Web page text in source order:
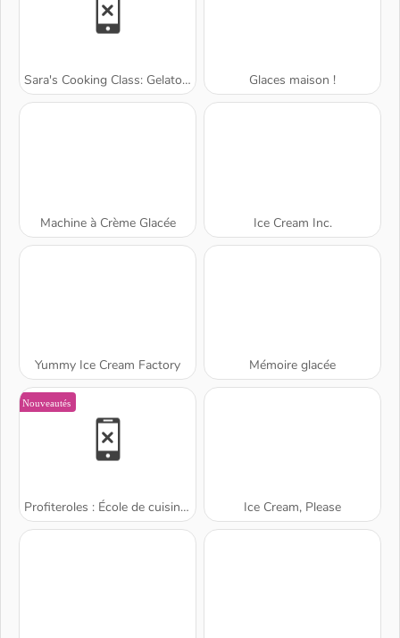
Sara's Cooking Class: Gelato Sundae Glaces maison !
Machine à Crème Glacée Ice Cream Inc.
Yummy Ice Cream Factory Mémoire glacée
Nouveautés
Profiteroles : École de cuisine de Sara Ice Cream, Please